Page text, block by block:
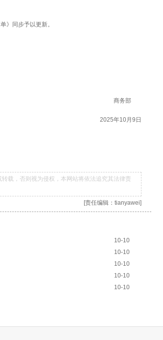
》同步予以更新。
商务部
2025年10月9日
载，否则视为侵权，本网站将依法追究其法律责
[责任编辑：tianyawei]
10-10
10-10
10-10
10-10
10-10